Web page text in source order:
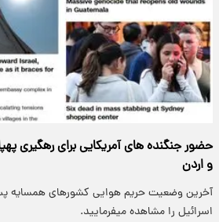
حضور جنگنده های آمریکایی برای رهگیری
و اردن
آخرین وضعیت حریم هوایی کشورهای همسایه
اسرائیل را مشاهده میفرمایید.